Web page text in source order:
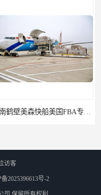
访客
2025396613号-2